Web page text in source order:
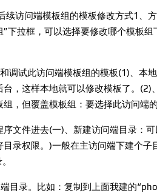
访问端模板组的模板修改方式1、
下拉框，可以选择要修改哪个模板
调试此访问端模板组的模板(1)、本
，这样本地就可以修改模板了。(2)
，但覆盖模板组：要选择此访问端
文件进去(一)、新建访问端目录：
录权限。)一般在主访问端下建个子
目录。比如：复制到上面我建的